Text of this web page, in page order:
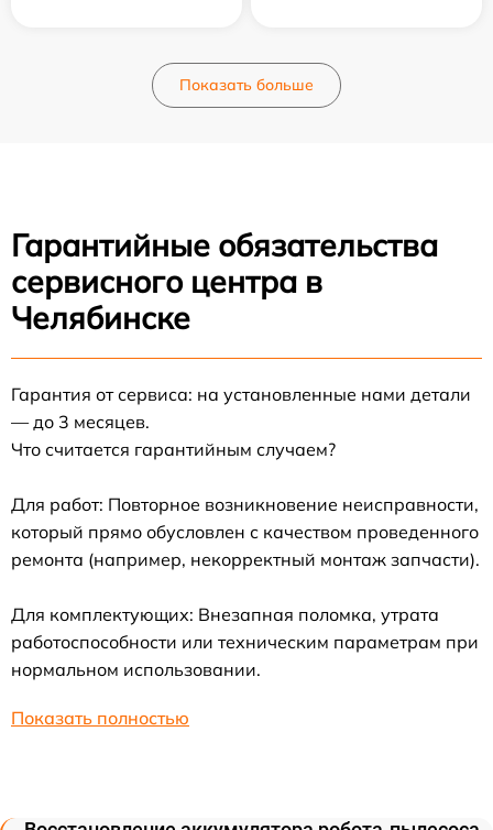
Показать больше
Гарантийные обязательства
сервисного центра в
Челябинске
Гарантия от сервиса: на установленные нами детали
— до 3 месяцев.
Что считается гарантийным случаем?
Для работ: Повторное возникновение неисправности,
который прямо обусловлен с качеством проведенного
ремонта (например, некорректный монтаж запчасти).
Для комплектующих: Внезапная поломка, утрата
работоспособности или техническим параметрам при
нормальном использовании.
Показать полностью